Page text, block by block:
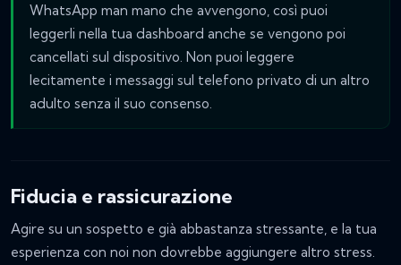
WhatsApp man mano che avvengono, così puoi
leggerli nella tua dashboard anche se vengono poi
cancellati sul dispositivo. Non puoi leggere
lecitamente i messaggi sul telefono privato di un altro
adulto senza il suo consenso.
Fiducia e rassicurazione
Agire su un sospetto e già abbastanza stressante, e la tua
esperienza con noi non dovrebbe aggiungere altro stress.